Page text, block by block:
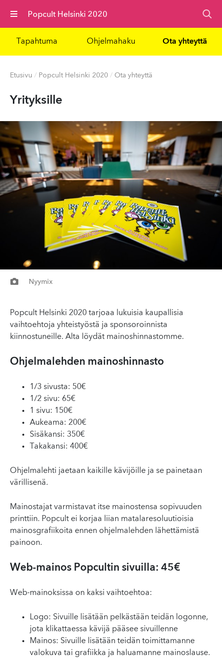
Valikko Popcult Helsinki 2020
Tapahtuma Ohjelmahaku Ota yhteyttä
Etusivu / Popcult Helsinki 2020 / Ota yhteyttä
Yrityksille
Nyymix
Popcult Helsinki 2020 tarjoaa lukuisia kaupallisia
vaihtoehtoja yhteistyöstä ja sponsoroinnista
kiinnostuneille. Alta löydät mainoshinnastomme.
Ohjelmalehden mainoshinnasto
1/3 sivusta: 50€
1/2 sivu: 65€
1 sivu: 150€
Aukeama: 200€
Sisäkansi: 350€
Takakansi: 400€
Ohjelmalehti jaetaan kaikille kävijöille ja se painetaan
värillisenä.
Mainostajat varmistavat itse mainostensa sopivuuden
printtiin. Popcult ei korjaa liian matalaresoluutioisia
mainosgrafiikoita ennen ohjelmalehden lähettämistä
painoon.
Web-mainos Popcultin sivuilla: 45€
Web-mainoksissa on kaksi vaihtoehtoa:
Logo: Sivuille lisätään pelkästään teidän logonne,
jota klikattaessa kävijä pääsee sivuillenne
Mainos: Sivuille lisätään teidän toimittamanne
valokuva tai grafiikka ja haluamanne mainoslause.